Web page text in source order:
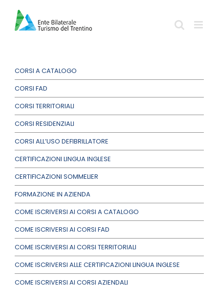
contenuto
CORSI A CATALOGO
CORSI FAD
CORSI TERRITORIALI
CORSI RESIDENZIALI
CORSI ALL’USO DEFIBRILLATORE
CERTIFICAZIONI LINGUA INGLESE
CERTIFICAZIONI SOMMELIER
FORMAZIONE IN AZIENDA
COME ISCRIVERSI AI CORSI A CATALOGO
COME ISCRIVERSI AI CORSI FAD
COME ISCRIVERSI AI CORSI TERRITORIALI
COME ISCRIVERSI ALLE CERTIFICAZIONI LINGUA INGLESE
COME ISCRIVERSI AI CORSI AZIENDALI